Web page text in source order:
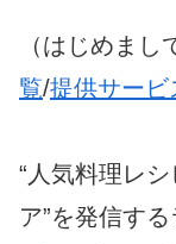
（はじめま
覧/提供サービ
“人気料理レ
ア”を発信す